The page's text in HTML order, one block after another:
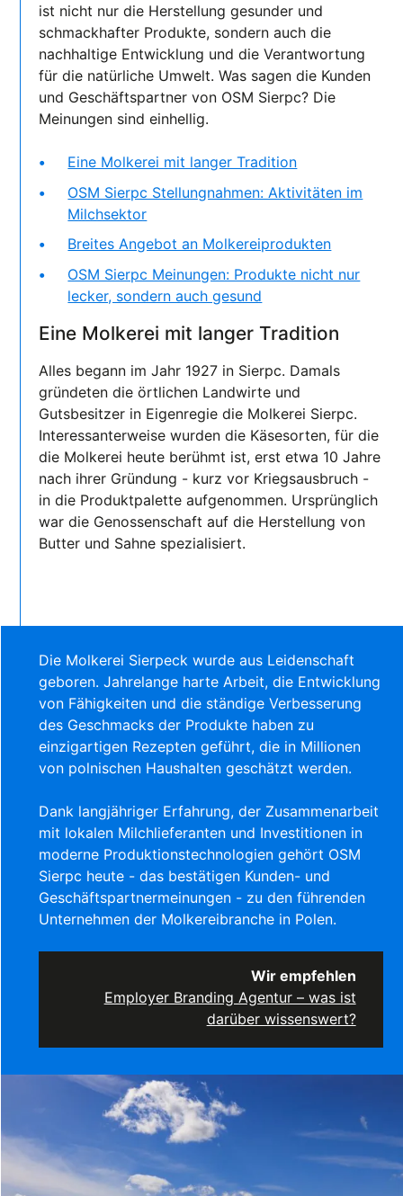
ist nicht nur die Herstellung gesunder und
schmackhafter Produkte, sondern auch die
nachhaltige Entwicklung und die Verantwortung
für die natürliche Umwelt. Was sagen die Kunden
und Geschäftspartner von OSM Sierpc? Die
Meinungen sind einhellig.
Eine Molkerei mit langer Tradition
OSM Sierpc Stellungnahmen: Aktivitäten im
Milchsektor
Breites Angebot an Molkereiprodukten
OSM Sierpc Meinungen: Produkte nicht nur
lecker, sondern auch gesund
Eine Molkerei mit langer Tradition
Alles begann im Jahr 1927 in Sierpc. Damals
gründeten die örtlichen Landwirte und
Gutsbesitzer in Eigenregie die Molkerei Sierpc.
Interessanterweise wurden die Käsesorten, für die
die Molkerei heute berühmt ist, erst etwa 10 Jahre
nach ihrer Gründung - kurz vor Kriegsausbruch -
in die Produktpalette aufgenommen. Ursprünglich
war die Genossenschaft auf die Herstellung von
Butter und Sahne spezialisiert.
Die Molkerei Sierpeck wurde aus Leidenschaft
geboren. Jahrelange harte Arbeit, die Entwicklung
von Fähigkeiten und die ständige Verbesserung
des Geschmacks der Produkte haben zu
einzigartigen Rezepten geführt, die in Millionen
von polnischen Haushalten geschätzt werden.
Dank langjähriger Erfahrung, der Zusammenarbeit
mit lokalen Milchlieferanten und Investitionen in
moderne Produktionstechnologien gehört OSM
Sierpc heute - das bestätigen Kunden- und
Geschäftspartnermeinungen - zu den führenden
Unternehmen der Molkereibranche in Polen.
Wir empfehlen
Employer Branding Agentur – was ist
darüber wissenswert?